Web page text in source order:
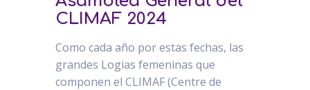
CLIMAF 2024
Como cada año por estas fechas, las
grandes Logias femeninas que
componen el CLIMAF (Centre de